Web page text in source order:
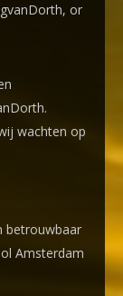
or
wachten op
betrouwbaar
Amsterdam